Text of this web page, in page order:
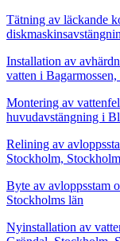
Tätning av läckande
Installation av
vatten i
Montering av
huvudavstängning i
Relining av
Stockholm,
Byte av avloppsstam
Stockholms län
Nyinstallation av